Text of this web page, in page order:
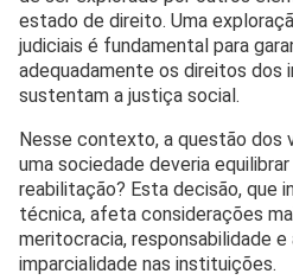
estado de direito. Uma
judiciais é fundamental para
adequadamente os direitos dos
sustentam a justiça social.
Nesse contexto, a questão dos
uma sociedade deveria
reabilitação? Esta decisão, que
técnica, afeta considerações
meritocracia, responsabilidade e
imparcialidade nas instituições.